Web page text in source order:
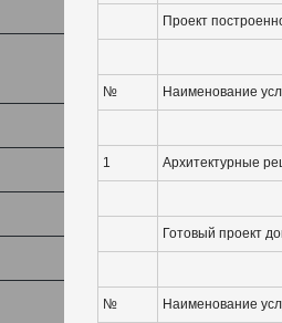
Проект
№ Наименование
1 Архитектурные
Готовый проект
№ Наименование